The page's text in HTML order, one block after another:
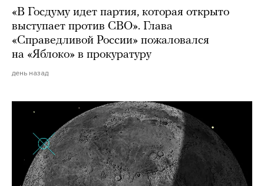
«В Госдуму идет партия, которая открыто
выступает против СВО». Глава
«Справедливой России» пожаловался
на «Яблоко» в прокуратуру
день назад